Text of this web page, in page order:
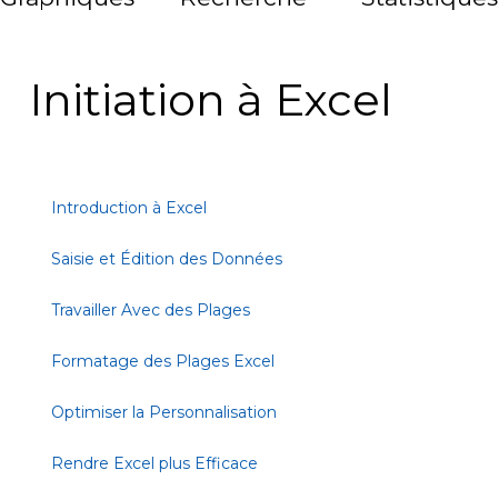
Initiation à Excel
Introduction à Excel
Saisie et Édition des Données
Travailler Avec des Plages
Formatage des Plages Excel
Optimiser la Personnalisation
Rendre Excel plus Efficace